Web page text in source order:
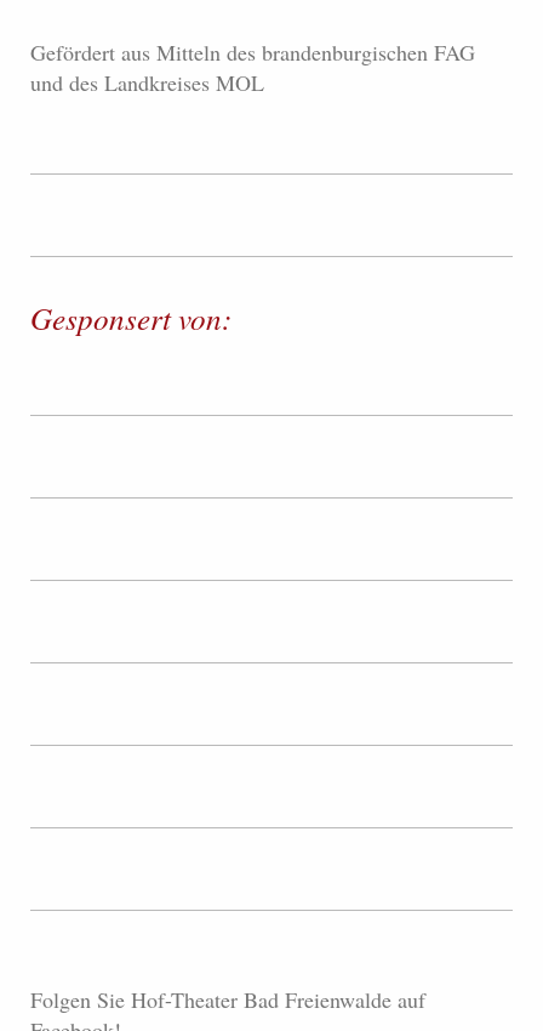
Gefördert aus Mitteln des brandenburgischen FAG
und des Landkreises MOL
Gesponsert von:
Folgen Sie Hof-Theater Bad Freienwalde auf